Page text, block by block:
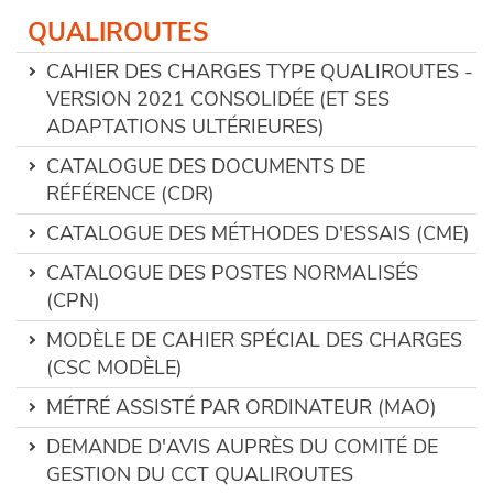
QUALIROUTES
CAHIER DES CHARGES TYPE QUALIROUTES -
VERSION 2021 CONSOLIDÉE (ET SES
ADAPTATIONS ULTÉRIEURES)
CATALOGUE DES DOCUMENTS DE
RÉFÉRENCE (CDR)
CATALOGUE DES MÉTHODES D'ESSAIS (CME)
CATALOGUE DES POSTES NORMALISÉS
(CPN)
MODÈLE DE CAHIER SPÉCIAL DES CHARGES
(CSC MODÈLE)
MÉTRÉ ASSISTÉ PAR ORDINATEUR (MAO)
DEMANDE D'AVIS AUPRÈS DU COMITÉ DE
GESTION DU CCT QUALIROUTES